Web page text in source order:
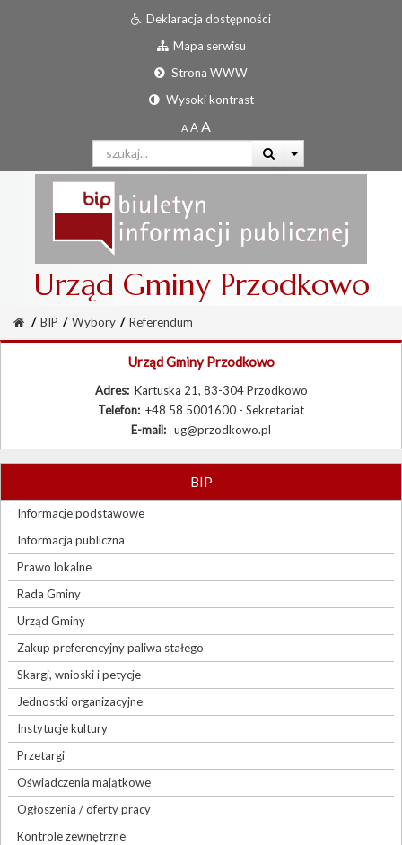
Deklaracja dostępności
Mapa serwisu
Strona WWW
Wysoki kontrast
Urząd Gminy Przodkowo
/ BIP / Wybory / Referendum
Urząd Gminy Przodkowo
Adres: Kartuska 21, 83-304 Przodkowo
Telefon: +48 58 5001600 - Sekretariat
E-mail: ug@przodkowo.pl
BIP
Informacje podstawowe
Informacja publiczna
Prawo lokalne
Rada Gminy
Urząd Gminy
Zakup preferencyjny paliwa stałego
Skargi, wnioski i petycje
Jednostki organizacyjne
Instytucje kultury
Przetargi
Oświadczenia majątkowe
Ogłoszenia / oferty pracy
Kontrole zewnętrzne